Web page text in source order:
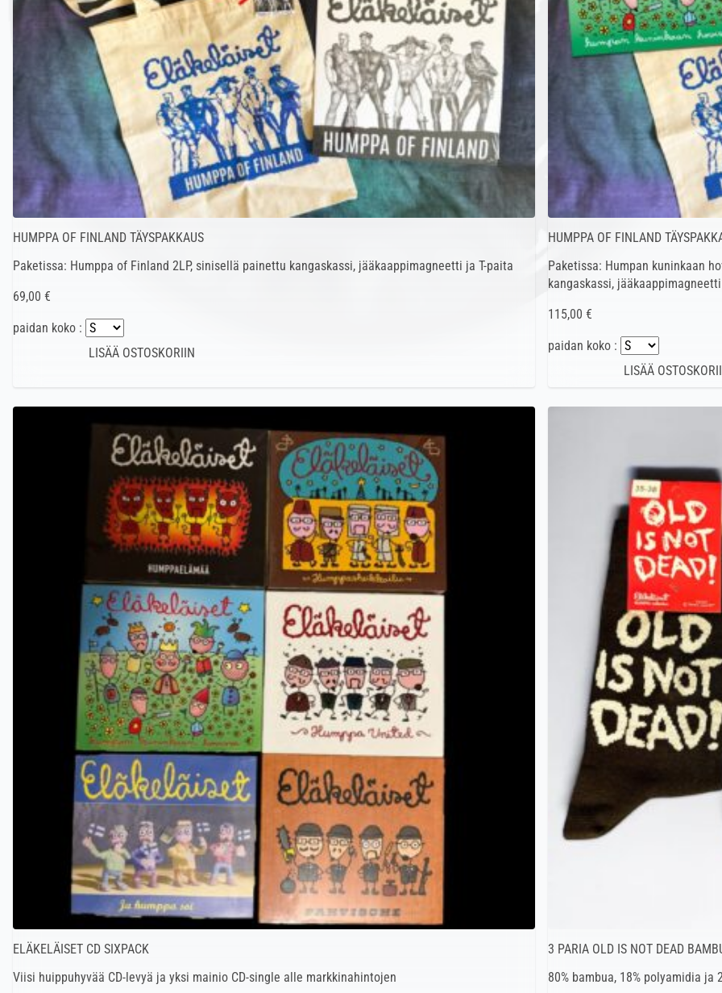
HUMPPA OF FINLAND TÄYSPAKKAUS
Paketissa: Humppa of Finland 2LP, sinisellä painettu kangaskassi, jääkaappimagneetti ja T-paita
69,00 €
paidan koko :
HUMPPA OF FINLAND
Paketissa: Humpan kuninkaan
kangaskassi,
115,00 €
paidan koko :
ELÄKELÄISET CD SIXPACK
Viisi huippuhyvää CD-levyä ja yksi mainio CD-single alle markkinahintojen
3 PARIA OLD IS NOT DEAD
80% bambua, 18% polyamidia